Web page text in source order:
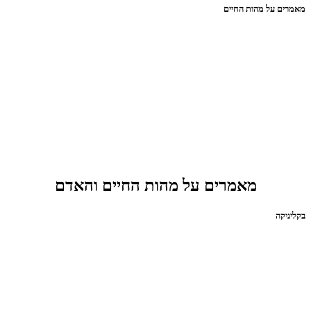
מאמרים על מהות החיים
מאמרים על מהות החיים והאדם
בקליניקה